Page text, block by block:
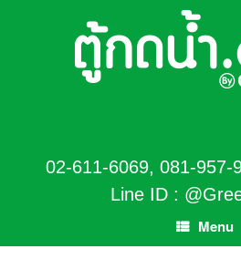
02-611-6069, 081-957-
Line ID :
Menu